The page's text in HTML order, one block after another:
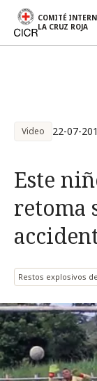
COMITÉ
LA CRUZ ROJA
Video 22-07-
Este
retoma
Restos explosivos